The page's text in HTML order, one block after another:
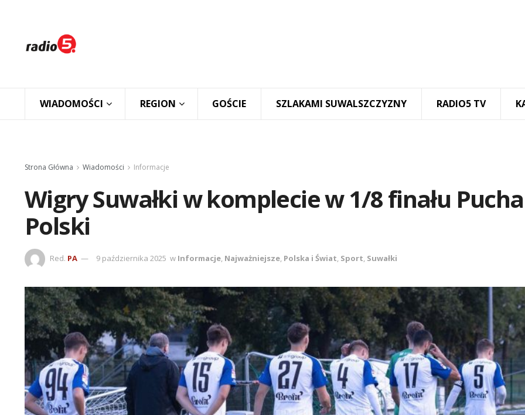
WIADOMOŚCI REGION GOŚCIE SZLAKAMI SUWALSZCZYZNY RADIO5 TV
Strona Główna Wiadomości Informacje
Wigry Suwałki w komplecie w 1/8 finału
Polski
Red. PA 9 października 2025 w Informacje, Najważniejsze, Polska i Świat, Sport, Suwałki